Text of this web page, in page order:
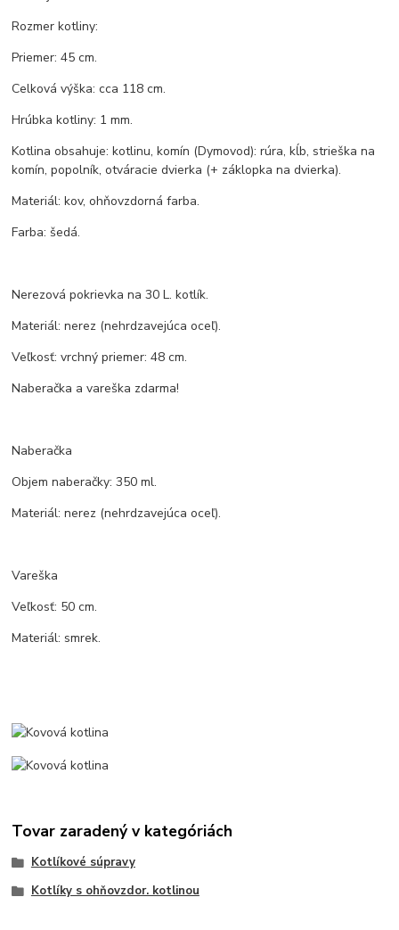
Rozmer kotliny:
Priemer: 45 cm.
Celková výška: cca 118 cm.
Hrúbka kotliny: 1 mm.
Kotlina obsahuje: kotlinu, komín (Dymovod): rúra, kĺb, strieška na
komín, popolník, otváracie dvierka (+ záklopka na dvierka).
Materiál: kov, ohňovzdorná farba.
Farba: šedá.
Nerezová pokrievka na 30 L. kotlík.
Materiál: nerez (nehrdzavejúca oceľ).
Veľkosť: vrchný priemer: 48 cm.
Naberačka a vareška zdarma!
Naberačka
Objem naberačky: 350 ml.
Materiál: nerez (nehrdzavejúca oceľ).
Vareška
Veľkosť: 50 cm.
Materiál: smrek.
Tovar zaradený v kategóriách
Kotlíkové súpravy
Kotlíky s ohňovzdor. kotlinou